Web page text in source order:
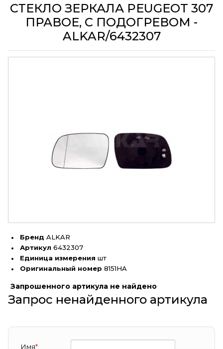
СТЕКЛО ЗЕРКАЛА PEUGEOT 307
ПРАВОЕ, С ПОДОГРЕВОМ -
ALKAR/6432307
Бренд ALKAR
Артикул 6432307
Единица измерения шт
Оригинальный номер 8151HA
Запрошенного артикула не найдено
Запрос ненайденного артикула
Имя*